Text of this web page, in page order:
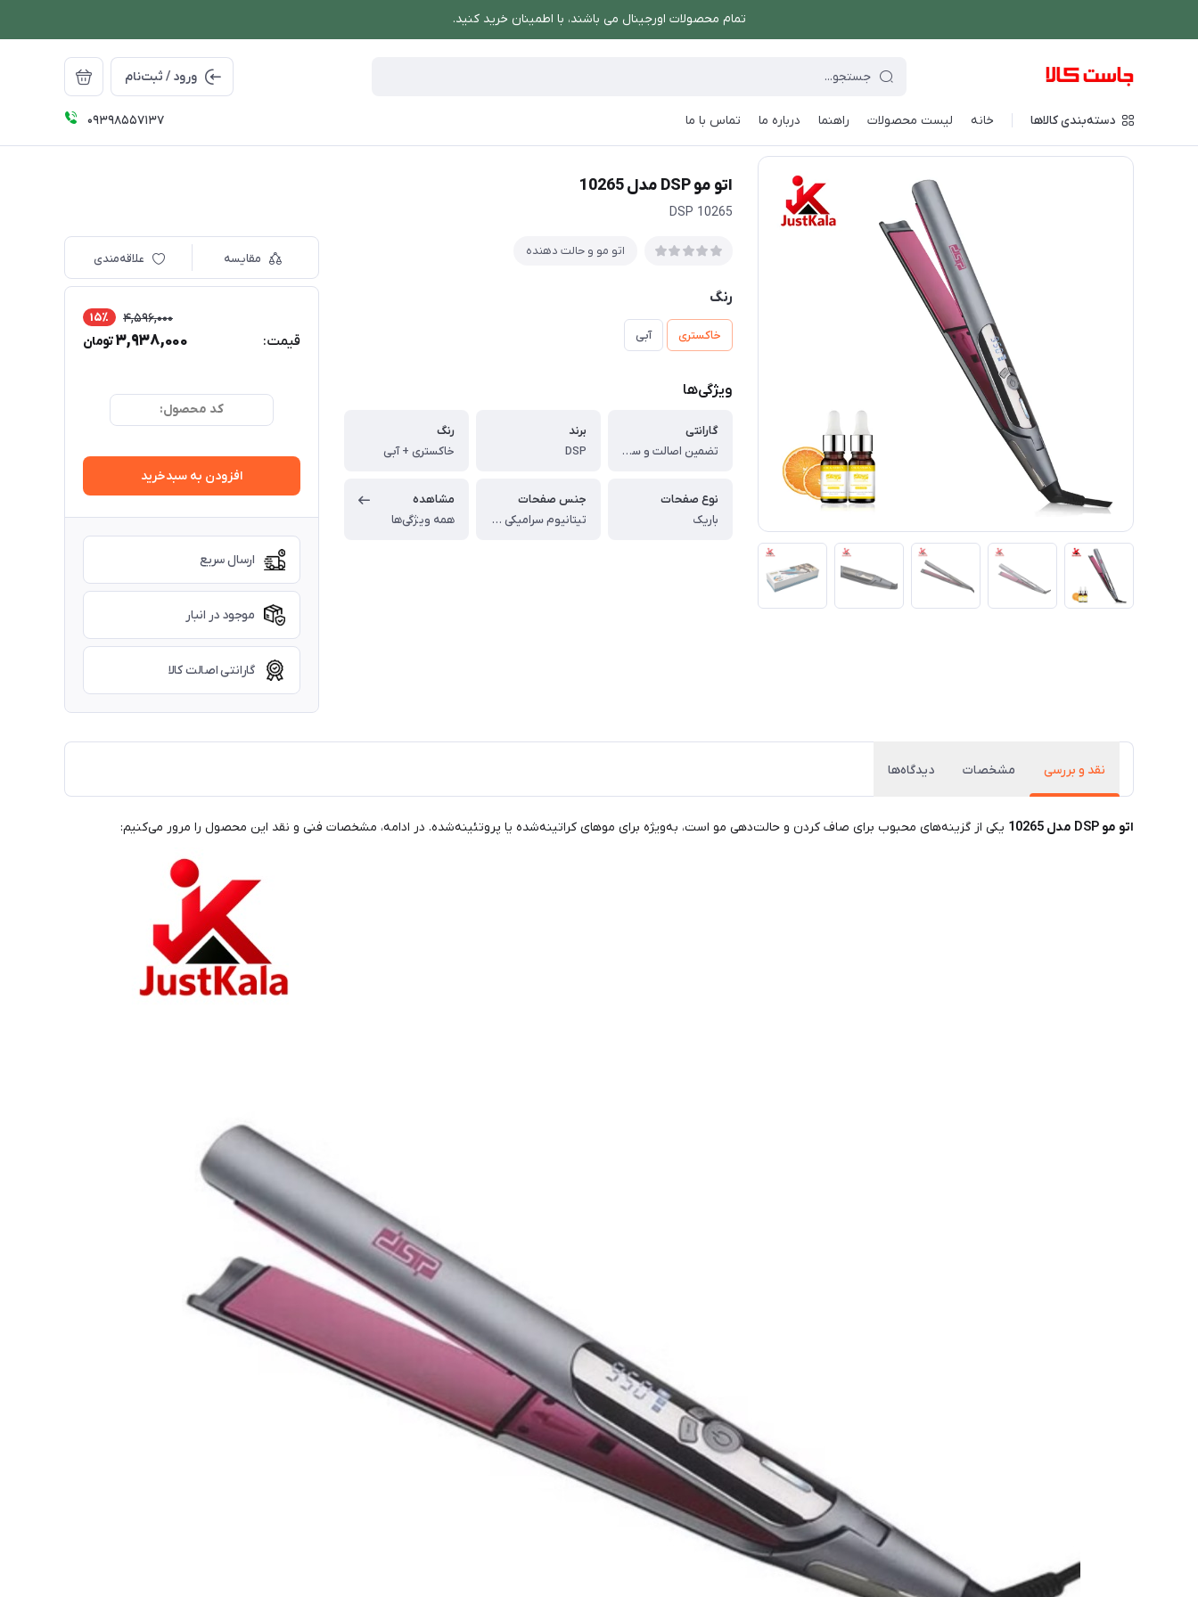
تمام محصولات اورجینال می باشند، با اطمینان خرید کنید.
ورود / ثبت‌نام
دسته‌بندی کالاها خانه لیست محصولات راهنما درباره ما تماس با ما 09398557137
فروشگاه اینترنتی جاست کالا لوازم شخصی برقی / اتو مو و حالت دهنده
اتو مو DSP مدل 10265
DSP 10265
اتو مو و حالت دهنده
رنگ
خاکستری آبی
ویژگی‌ها
گارانتی
تضمین اصالت و سلامت فیزیکی کالا
برند
DSP
رنگ
خاکستری + آبی
نوع صفحات
باریک
جنس صفحات
تیتانیوم سرامیکی با تکنولوژی تورمالین
مشاهده
همه ویژگی‌ها
مقایسه علاقه‌مندی
قیمت:
4,596,000 15٪
3,938,000تومان
کد محصول:
افزودن به سبدخرید
ارسال سریع
موجود در انبار
گارانتی اصالت کالا
نقد و بررسی مشخصات دیدگاه‌ها
اتو مو DSP مدل 10265 یکی از گزینه‌های محبوب برای صاف کردن و حالت‌دهی مو است، به‌ویژه برای موهای کراتینه‌شده یا پروتئینه‌شده. در ادامه، مشخصات فنی و نقد این محصول را مرور می‌کنیم: